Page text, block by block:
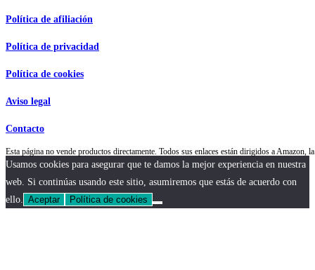
Política de afiliación
Política de privacidad
Política de cookies
Aviso legal
Contacto
Esta página no vende productos directamente. Todos sus enlaces están dirigidos a
Usamos cookies para asegurar que te damos la mejor experiencia en nuestra
web. Si continúas usando este sitio, asumiremos que estás de acuerdo con
ello. Aceptar Política de cookies